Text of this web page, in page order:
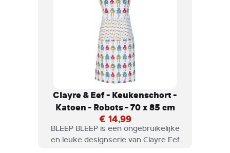
Clayre & Eef - Keukenschort -
Katoen - Robots - 70 x 85 cm
€ 14,99
BLEEP BLEEP is een ongebruikelijke
en leuke designserie van Clayre Eef